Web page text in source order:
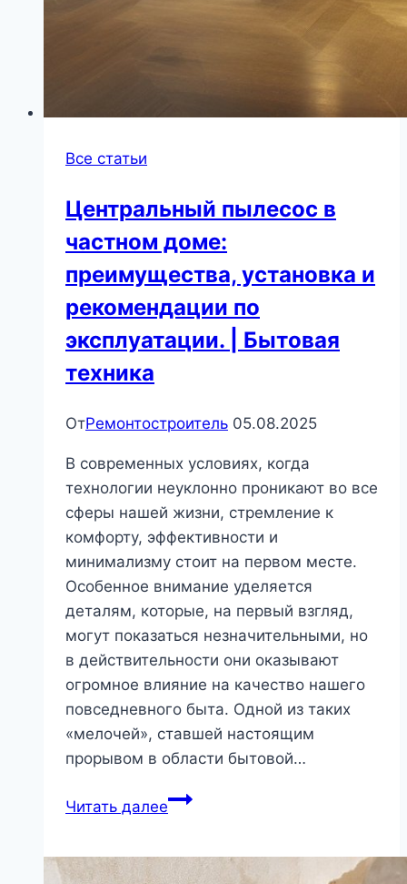
Все статьи
Центральный пылесос в
частном доме:
преимущества, установка и
рекомендации по
эксплуатации. | Бытовая
техника
ОтРемонтостроитель 05.08.2025
В современных условиях, когда
технологии неуклонно проникают во все
сферы нашей жизни, стремление к
комфорту, эффективности и
минимализму стоит на первом месте.
Особенное внимание уделяется
деталям, которые, на первый взгляд,
могут показаться незначительными, но
в действительности они оказывают
огромное влияние на качество нашего
повседневного быта. Одной из таких
«мелочей», ставшей настоящим
прорывом в области бытовой…
Читать далееЦентральный
частном